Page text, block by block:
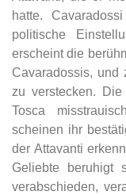
hatte.
politische
erscheint die
Cavaradossis, und
zu verstecken.
Tosca
scheinen ihr
der Attavanti
Geliebte beruhigt
verabschieden,